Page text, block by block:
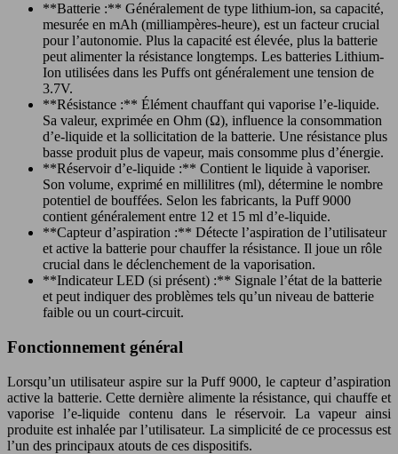
**Batterie :** Généralement de type lithium-ion, sa capacité,
mesurée en mAh (milliampères-heure), est un facteur crucial
pour l’autonomie. Plus la capacité est élevée, plus la batterie
peut alimenter la résistance longtemps. Les batteries Lithium-
Ion utilisées dans les Puffs ont généralement une tension de
3.7V.
**Résistance :** Élément chauffant qui vaporise l’e-liquide.
Sa valeur, exprimée en Ohm (Ω), influence la consommation
d’e-liquide et la sollicitation de la batterie. Une résistance plus
basse produit plus de vapeur, mais consomme plus d’énergie.
**Réservoir d’e-liquide :** Contient le liquide à vaporiser.
Son volume, exprimé en millilitres (ml), détermine le nombre
potentiel de bouffées. Selon les fabricants, la Puff 9000
contient généralement entre 12 et 15 ml d’e-liquide.
**Capteur d’aspiration :** Détecte l’aspiration de l’utilisateur
et active la batterie pour chauffer la résistance. Il joue un rôle
crucial dans le déclenchement de la vaporisation.
**Indicateur LED (si présent) :** Signale l’état de la batterie
et peut indiquer des problèmes tels qu’un niveau de batterie
faible ou un court-circuit.
Fonctionnement général
Lorsqu’un utilisateur aspire sur la Puff 9000, le capteur d’aspiration
active la batterie. Cette dernière alimente la résistance, qui chauffe et
vaporise l’e-liquide contenu dans le réservoir. La vapeur ainsi
produite est inhalée par l’utilisateur. La simplicité de ce processus est
l’un des principaux atouts de ces dispositifs.